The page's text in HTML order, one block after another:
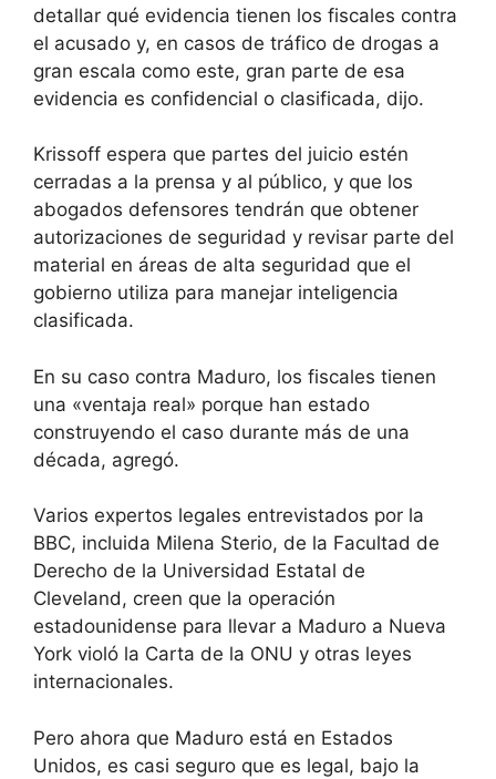
detallar qué evidencia tienen los fiscales contra
el acusado y, en casos de tráfico de drogas a
gran escala como este, gran parte de esa
evidencia es confidencial o clasificada, dijo.
Krissoff espera que partes del juicio estén
cerradas a la prensa y al público, y que los
abogados defensores tendrán que obtener
autorizaciones de seguridad y revisar parte del
material en áreas de alta seguridad que el
gobierno utiliza para manejar inteligencia
clasificada.
En su caso contra Maduro, los fiscales tienen
una «ventaja real» porque han estado
construyendo el caso durante más de una
década, agregó.
Varios expertos legales entrevistados por la
BBC, incluida Milena Sterio, de la Facultad de
Derecho de la Universidad Estatal de
Cleveland, creen que la operación
estadounidense para llevar a Maduro a Nueva
York violó la Carta de la ONU y otras leyes
internacionales.
Pero ahora que Maduro está en Estados
Unidos, es casi seguro que es legal, bajo la